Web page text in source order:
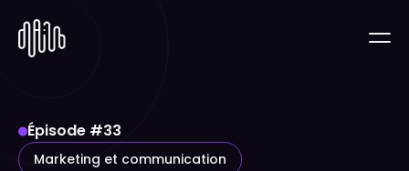
Épisode #33
Marketing et communication